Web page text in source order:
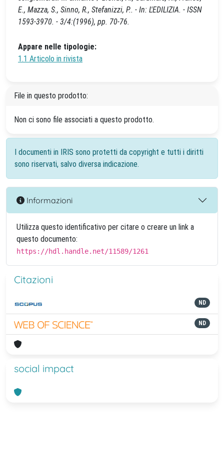
E., Mazza, S., Sinno, R., Stefanizzi, P.. - In: L'EDILIZIA. - ISSN
1593-3970. - 3/4:(1996), pp. 70-76.
Appare nelle tipologie:
1.1 Articolo in rivista
File in questo prodotto:
Non ci sono file associati a questo prodotto.
I documenti in IRIS sono protetti da copyright e tutti i diritti
sono riservati, salvo diversa indicazione.
Informazioni
Utilizza questo identificativo per citare o creare un link a
questo documento:
https://hdl.handle.net/11589/1261
Citazioni
ND
ND
social impact